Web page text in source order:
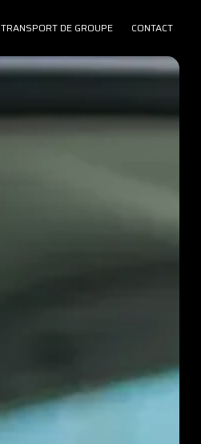
TRANSPORT DE GROUPE CONTACT